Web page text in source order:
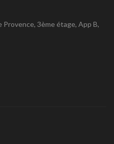
3ème étage, App B,